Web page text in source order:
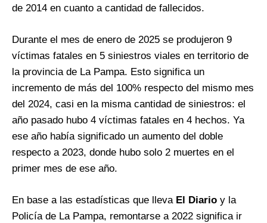
de 2014 en cuanto a cantidad de fallecidos.
Durante el mes de enero de 2025 se produjeron 9
víctimas fatales en 5 siniestros viales en territorio de
la provincia de La Pampa. Esto significa un
incremento de más del 100% respecto del mismo mes
del 2024, casi en la misma cantidad de siniestros: el
año pasado hubo 4 víctimas fatales en 4 hechos. Ya
ese año había significado un aumento del doble
respecto a 2023, donde hubo solo 2 muertes en el
primer mes de ese año.
En base a las estadísticas que lleva El Diario y la
Policía de La Pampa, remontarse a 2022 significa ir